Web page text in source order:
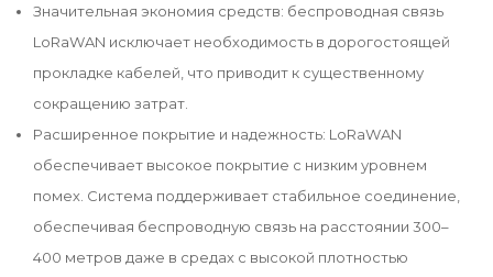
Значительная экономия средств: беспроводная связь
LoRaWAN исключает необходимость в дорогостоящей
прокладке кабелей, что приводит к существенному
сокращению затрат.
Расширенное покрытие и надежность: LoRaWAN
обеспечивает высокое покрытие с низким уровнем
помех. Система поддерживает стабильное соединение,
обеспечивая беспроводную связь на расстоянии 300–
400 метров даже в средах с высокой плотностью